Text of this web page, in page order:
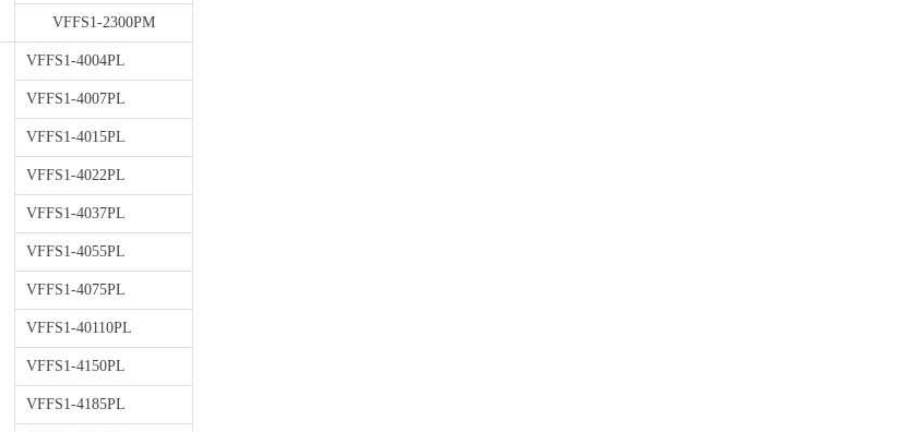
VFFS1-2300PM
VFFS1-4004PL
VFFS1-4007PL
VFFS1-4015PL
VFFS1-4022PL
VFFS1-4037PL
VFFS1-4055PL
VFFS1-4075PL
VFFS1-40110PL
VFFS1-4150PL
VFFS1-4185PL